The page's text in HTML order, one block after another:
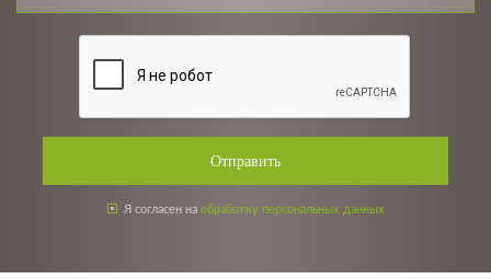
Отправить
Я согласен на обработку персональных данных